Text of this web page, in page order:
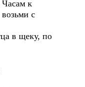
Часам к
с
в щеку, по